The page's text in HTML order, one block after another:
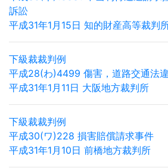
訴訟
平成31年1月15日 知的財産高等裁判
下級裁裁判例
平成28(わ)4499 傷害，道路交通法
平成31年1月11日 大阪地方裁判所
下級裁裁判例
平成30(ワ)228 損害賠償請求事件
平成31年1月10日 前橋地方裁判所